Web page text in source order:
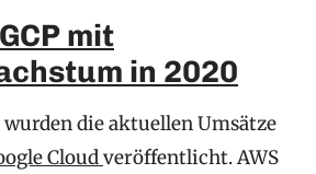
mit
in 2020
wurden die aktuellen Umsätze
Cloudveröffentlicht. AWS